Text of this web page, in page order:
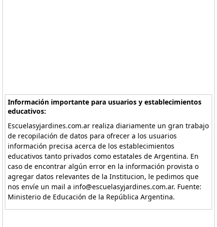
Información importante para usuarios y establecimientos
educativos:
Escuelasyjardines.com.ar realiza diariamente un gran trabajo
de recopilación de datos para ofrecer a los usuarios
información precisa acerca de los establecimientos
educativos tanto privados como estatales de Argentina. En
caso de encontrar algún error en la información provista o
agregar datos relevantes de la Institucion, le pedimos que
nos envíe un mail a info@escuelasyjardines.com.ar. Fuente:
Ministerio de Educación de la República Argentina.